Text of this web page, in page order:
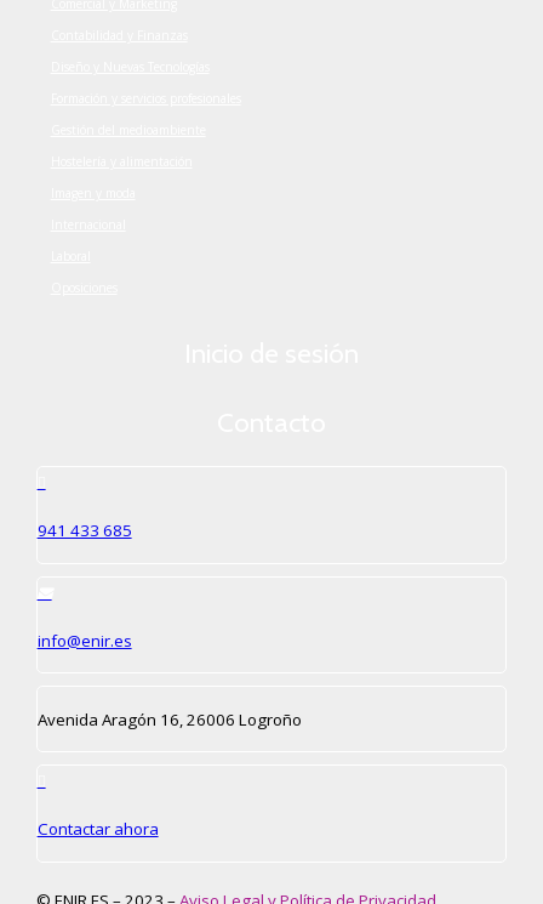
941 433 685
info@enir.es
Avenida Aragón 16, 26006 Logroño
Contactar ahora